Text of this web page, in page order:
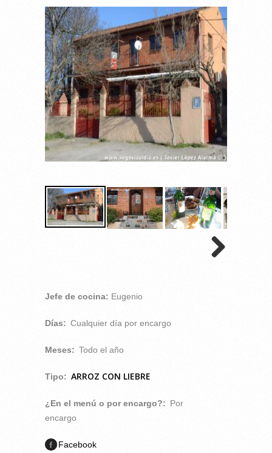
Jefe de cocina: Eugenio
Días: Cualquier día por encargo
Meses: Todo el año
Tipo: ARROZ CON LIEBRE
¿En el menú o por encargo?: Por
encargo
Facebook